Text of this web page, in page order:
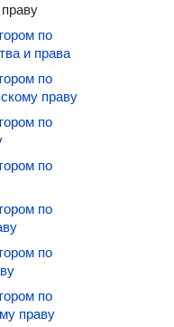
по
и права
по
праву
по
по
по
по
по
праву